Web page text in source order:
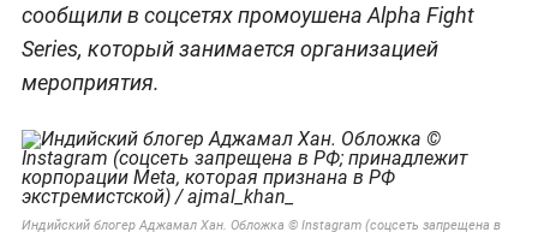
сообщили в соцсетях промоушена Alpha Fight
Series, который занимается организацией
мероприятия.
Индийский блогер Аджамал Хан. Обложка © Instagram (соцсеть запрещена в